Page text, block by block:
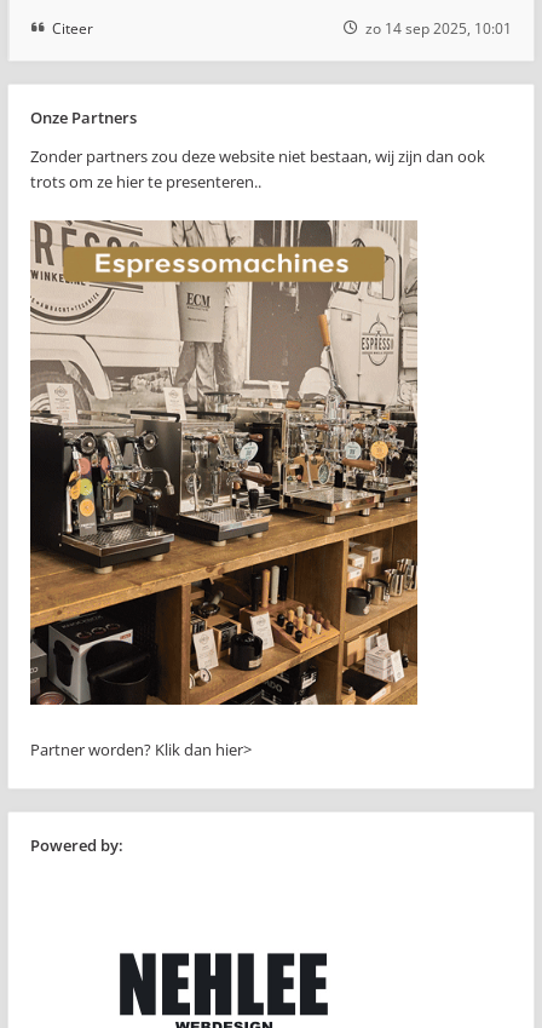
Citeer zo 14 sep 2025, 10:01
Onze Partners
Zonder partners zou deze website niet bestaan, wij zijn dan ook
trots om ze hier te presenteren..
Partner worden? Klik dan hier>
Powered by: